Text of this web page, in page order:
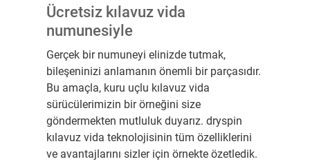
Ücretsiz kılavuz vida
numunesiyle
Gerçek bir numuneyi elinizde tutmak,
bileşeninizi anlamanın önemli bir parçasıdır.
Bu amaçla, kuru uçlu kılavuz vida
sürücülerimizin bir örneğini size
göndermekten mutluluk duyarız. dryspin
kılavuz vida teknolojisinin tüm özelliklerini
ve avantajlarını sizler için örnekte özetledik.